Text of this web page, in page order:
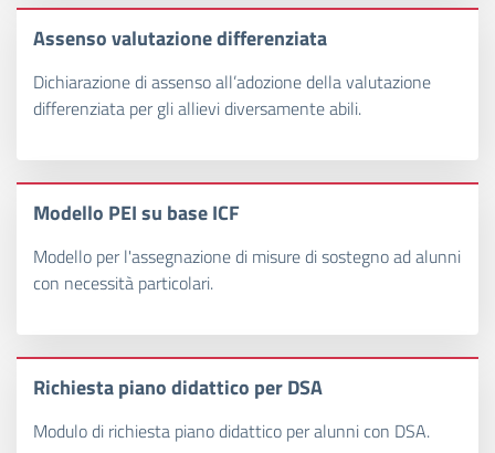
Assenso valutazione differenziata
Dichiarazione di assenso all’adozione della valutazione
differenziata per gli allievi diversamente abili.
Modello PEI su base ICF
Modello per l'assegnazione di misure di sostegno ad alunni
con necessità particolari.
Richiesta piano didattico per DSA
Modulo di richiesta piano didattico per alunni con DSA.